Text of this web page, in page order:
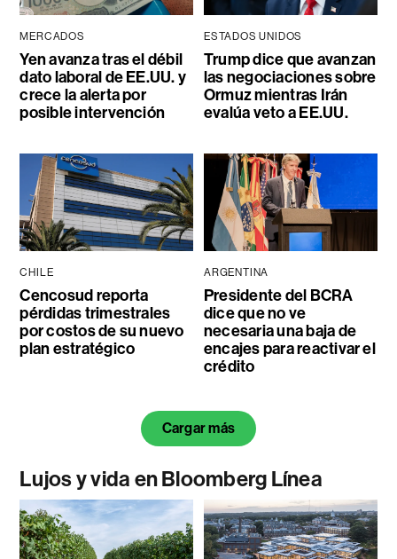
MERCADOS
Yen avanza tras el débil
dato laboral de EE.UU. y
crece la alerta por
posible intervención
ESTADOS UNIDOS
Trump dice que avanzan
las negociaciones sobre
Ormuz mientras Irán
evalúa veto a EE.UU.
CHILE
Cencosud reporta
pérdidas trimestrales
por costos de su nuevo
plan estratégico
ARGENTINA
Presidente del BCRA
dice que no ve
necesaria una baja de
encajes para reactivar el
crédito
Cargar más
Lujos y vida en Bloomberg Línea